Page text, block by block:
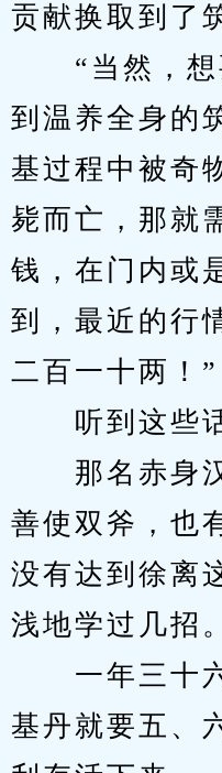
贡献换取到了
“当然，想
到温养全身的
基过程中被奇
毙而亡，那就
钱，在门内或
到，最近的
二百一十两！”
听到这些话
那名赤身汉
善使双斧，也
没有达到徐离
浅地学过几招。
一年三十六
基丹就要五、